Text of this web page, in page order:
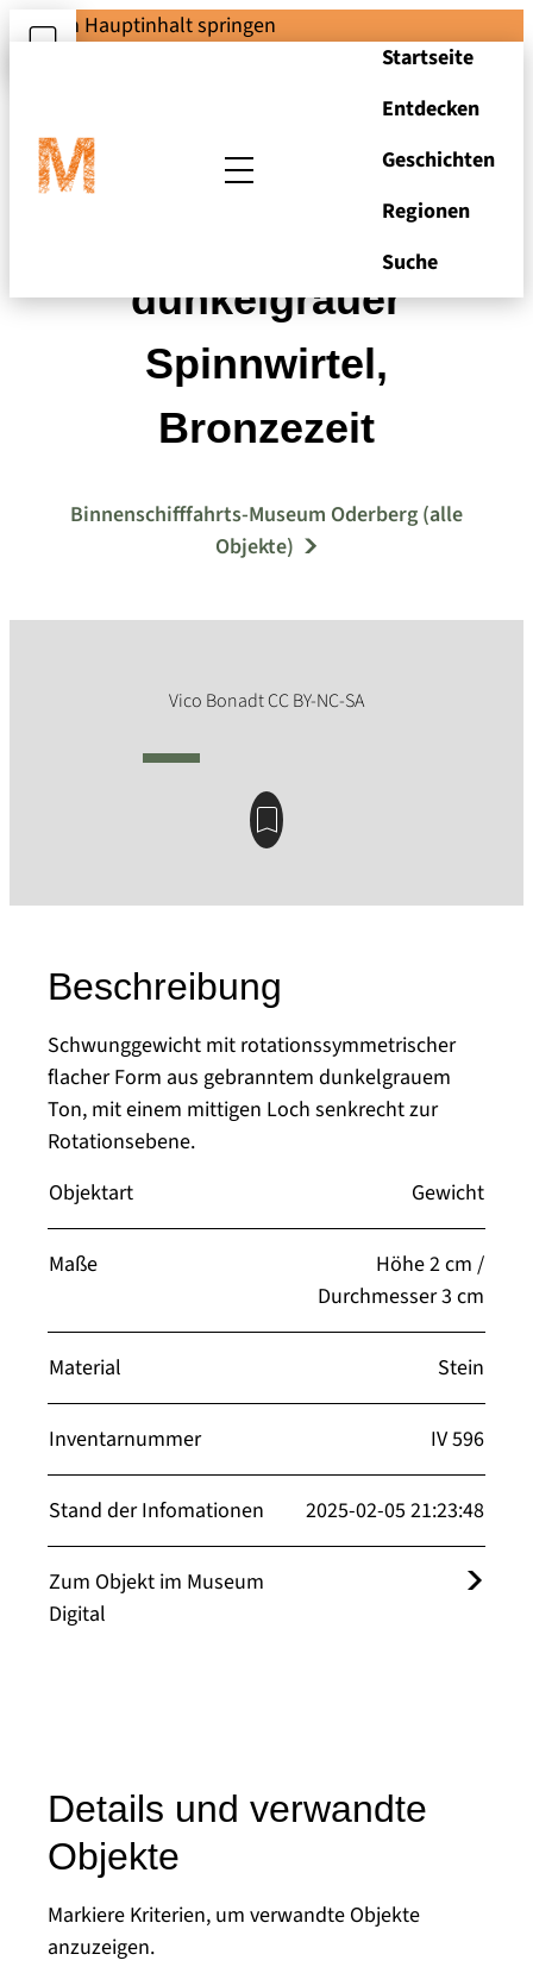
Zum Hauptinhalt springen
Startseite
Entdecken
Geschichten
Regionen
Suche
dunkelgrauer
Spinnwirtel,
Bronzezeit
Binnenschifffahrts-Museum Oderberg (alle
Objekte)
Beschreibung
Schwunggewicht mit rotationssymmetrischer
flacher Form aus gebranntem dunkelgrauem
Ton, mit einem mittigen Loch senkrecht zur
Rotationsebene.
Objektart
Gewicht
Maße
Höhe 2 cm /
Durchmesser 3 cm
Material Stein
Inventarnummer IV 596
Stand der Infomationen 2025-02-05 21:23:48
Zum Objekt im Museum
Digital
Details und verwandte
Objekte
Markiere Kriterien, um verwandte Objekte
anzuzeigen.